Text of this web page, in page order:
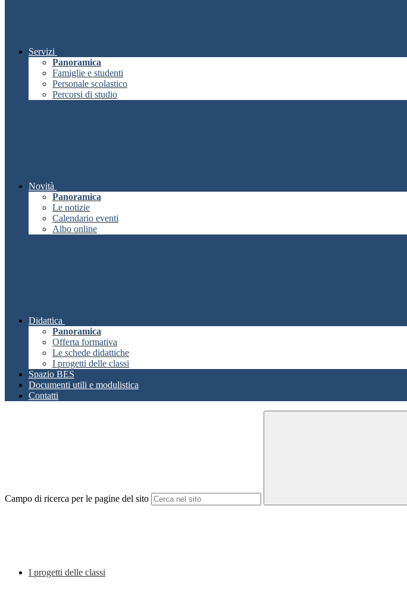
Servizi
Panoramica
Famiglie e studenti
Personale scolastico
Percorsi di studio
Novità
Panoramica
Le notizie
Calendario eventi
Albo online
Didattica
Panoramica
Offerta formativa
Le schede didattiche
I progetti delle classi
Spazio BES
Documenti utili e modulistica
Contatti
Campo di ricerca per le pagine del sito
I progetti delle classi